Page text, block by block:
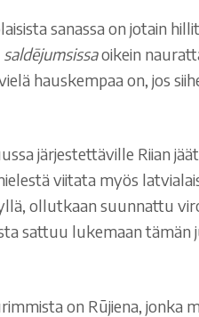
sanassa on jotain
saldējumsissaoikein
hauskempaa on, jos
järjestettäville Riian
viitata myös
ollutkaan suunnattu
sattuu lukemaan
on Rūjiena, jonka